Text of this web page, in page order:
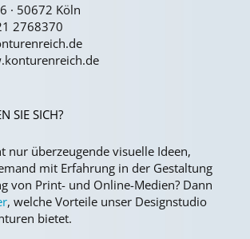
· 50672 Köln
2768370
SIE SICH?
nur überzeugende visuelle Ideen,
mit Erfahrung in der Gestaltung
von Print- und Online-Medien? Dann
, welche Vorteile unser Designstudio
bietet.